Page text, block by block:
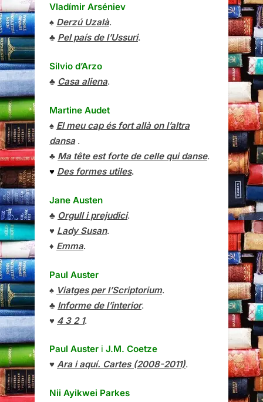
Vladímir Arséniev
♠ Derzú Uzalà.
♣ Pel país de l’Ussuri.
Silvio d’Arzo
♣ Casa aliena.
Martine Audet
♠ El meu cap és fort allà on l’altra
dansa.
♣ Ma tête est forte de celle qui danse.
♥ Des formes utiles.
Jane Austen
♣ Orgull i prejudici.
♥ Lady Susan.
♦ Emma.
Paul Auster
♠ Viatges per l’Scriptorium.
♣ Informe de l’interior.
♥ 4 3 2 1.
Paul Auster i J.M. Coetze
♥ Ara i aquí. Cartes (2008-2011).
Nii Ayikwei Parkes